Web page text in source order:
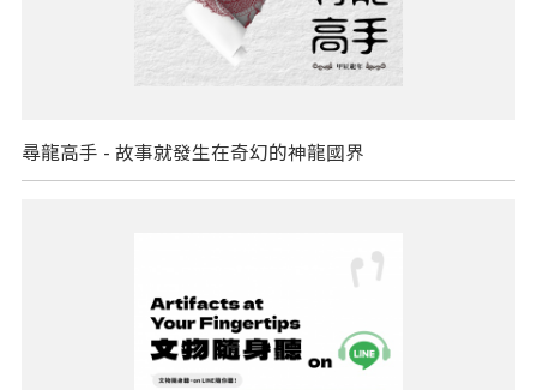
尋龍高手 - 故事就發生在奇幻的神龍國界